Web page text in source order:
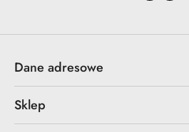
Dane adresowe
Sklep